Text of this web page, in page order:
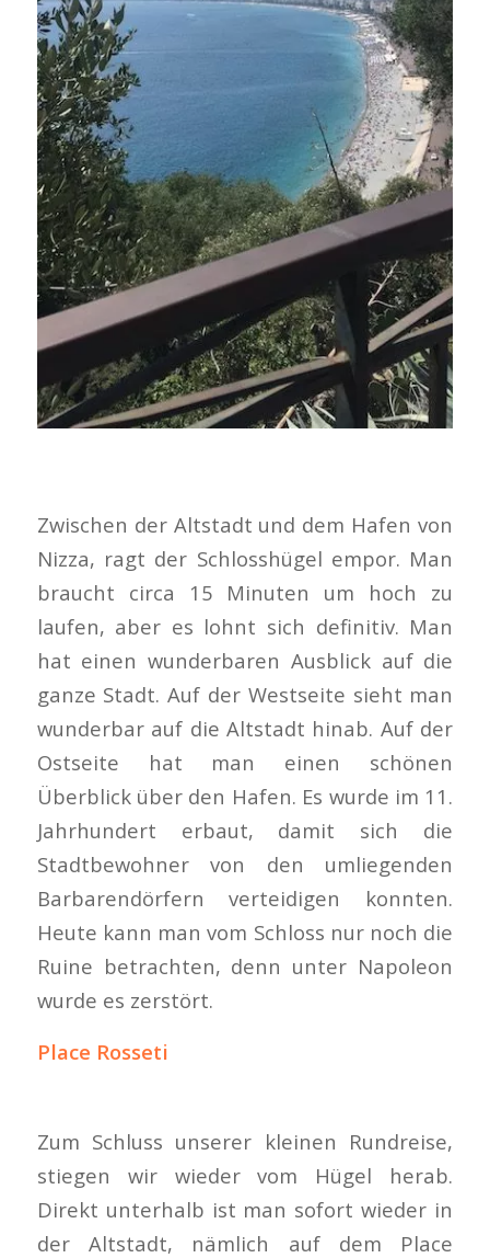
Zwischen der Altstadt und dem Hafen von
Nizza, ragt der Schlosshügel empor. Man
braucht circa 15 Minuten um hoch zu
laufen, aber es lohnt sich definitiv. Man
hat einen wunderbaren Ausblick auf die
ganze Stadt. Auf der Westseite sieht man
wunderbar auf die Altstadt hinab. Auf der
Ostseite hat man einen schönen
Überblick über den Hafen. Es wurde im 11.
Jahrhundert erbaut, damit sich die
Stadtbewohner von den umliegenden
Barbarendörfern verteidigen konnten.
Heute kann man vom Schloss nur noch die
Ruine betrachten, denn unter Napoleon
wurde es zerstört.
Place Rosseti
Zum Schluss unserer kleinen Rundreise,
stiegen wir wieder vom Hügel herab.
Direkt unterhalb ist man sofort wieder in
der Altstadt, nämlich auf dem Place